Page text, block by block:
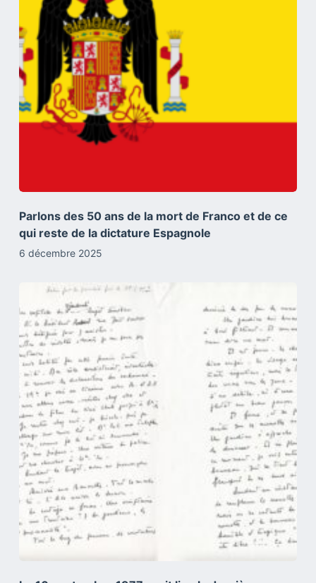
Parlons des 50 ans de la mort de Franco et de ce
qui reste de la dictature Espagnole
6 décembre 2025